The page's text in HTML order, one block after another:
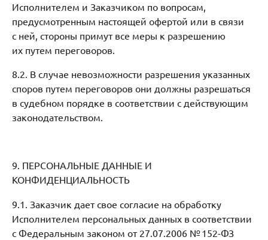
Исполнителем и Заказчиком по вопросам,
предусмотренным настоящей офертой или в связи
с ней, стороны примут все меры к разрешению
их путем переговоров.
8.2. В случае невозможности разрешения указанных
споров путем переговоров они должны разрешаться
в судебном порядке в соответствии с действующим
законодательством.
9. ПЕРСОНАЛЬНЫЕ ДАННЫЕ И
КОНФИДЕНЦИАЛЬНОСТЬ
9.1. Заказчик дает свое согласие на обработку
Исполнителем персональных данных в соответствии
с Федеральным законом от 27.07.2006 № 152-ФЗ